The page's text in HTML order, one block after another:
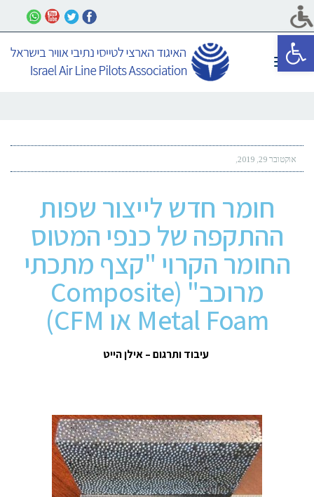
פתח סרגל נגישות
תפריט
אוקטובר 29, 2019
חומר חדש לייצור שפות
ההתקפה של כנפי המטוס
החומר הקרוי "קצף מתכתי
מרוכב" (Composite
Metal Foam או CFM)
עיבוד ותרגום – אילן הייט